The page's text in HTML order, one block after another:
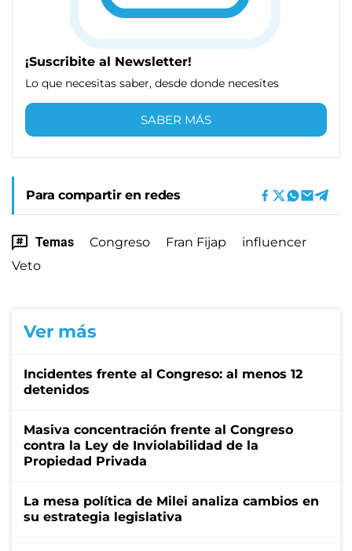
¡Suscribite al Newsletter!
Lo que necesitas saber, desde donde necesites
SABER MÁS
Para compartir en redes
Temas Congreso Fran Fijap
influencer
Veto
Ver más
Incidentes frente al Congreso: al menos 12
detenidos
Masiva concentración frente al Congreso
contra la Ley de Inviolabilidad de la
Propiedad Privada
La mesa política de Milei analiza cambios en
su estrategia legislativa